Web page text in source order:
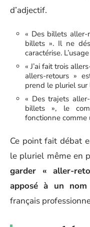
d’adjectif.
« Des billets aller-
billets ». Il ne
caractérise.
« J’ai fait trois
allers-retours »
prend le pluriel
« Des trajets
billets », le
fonctionne comme
Ce point fait débat
le pluriel même en
garder « aller-
apposé à un nom
français